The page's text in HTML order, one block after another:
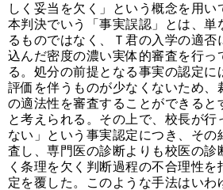
しく妥当を欠く」という概念を用い
本判決でいう「事実誤認」とは、単
るものではなく、Ｔ君の入学の適否
込んだ密度の濃い実体的審査を行っ
る。処分の前提となる事実の認定に
評価を伴うものが少なくないため、
の適法性を審査することができると
と考えられる。その上で、校長が行
ない」という事実認定につき、その
査し、専門医の診断よりも校医の診
く条理を欠く判断過程の不合理性
定を覆した。このような手法はいわ